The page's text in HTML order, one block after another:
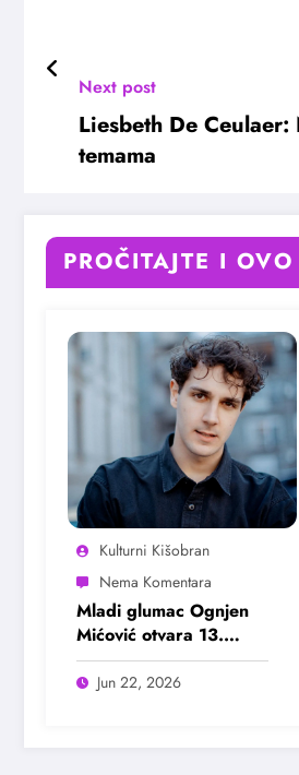
Next post
Liesbeth De
temama
PROČITAJTE I OVO
Kulturni Kišobran
Mladi glumac Ognjen
Mićović otvara 13.
Bašta Fest
Jun 22, 2026